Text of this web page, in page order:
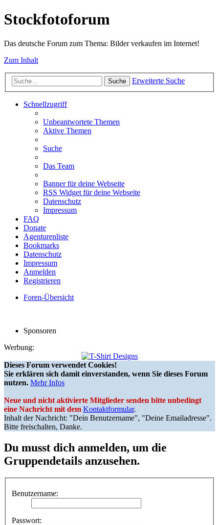
Stockfotoforum
Das deutsche Forum zum Thema: Bilder verkaufen im Internet!
Zum Inhalt
Suche Erweiterte Suche
Schnellzugriff
Unbeantwortete Themen
Aktive Themen
Suche
Das Team
Banner für deine Webseite
RSS Widget für deine Webseite
Datenschutz
Impressum
FAQ
Donate
Agenturenliste
Bookmarks
Datenschutz
Impressum
Anmelden
Registrieren
Foren-Übersicht
Sponsoren
Werbung:
Dieses Forum verwendet Cookies!
Sie erklären sich damit einverstanden, wenn Sie dieses Forum
nutzen. Mehr Infos
Neue und nicht aktivierte Mitglieder senden bitte unbedingt
eine Nachricht mit dem Kontaktformular.
Inhalt der Nachricht: "Dein Benutzername", "Deine Emailadresse".
Bitte freischalten, Danke.
Du musst dich anmelden, um die
Gruppendetails anzusehen.
Benutzername:
Passwort: